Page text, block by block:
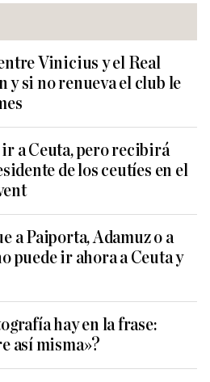
Vinicius y el Real
y si no renueva el club le
ir a Ceuta, pero recibirá
de los ceutíes en el
a Paiporta, Adamuz o a
puede ir ahora a Ceuta y
hay en la frase:
así misma»?